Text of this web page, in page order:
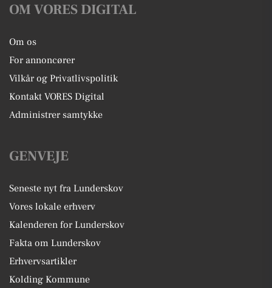
OM VORES DIGITAL
Om os
For annoncører
Vilkår og Privatlivspolitik
Kontakt VORES Digital
Administrer samtykke
GENVEJE
Seneste nyt fra Lunderskov
Vores lokale erhverv
Kalenderen for Lunderskov
Fakta om Lunderskov
Erhvervsartikler
Kolding Kommune